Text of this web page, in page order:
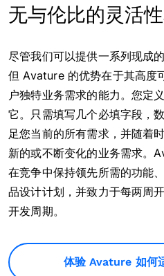
无与伦比的灵活
尽管我们可以提供一系列现成
但 Avature 的优势在于其高度
户独特业务需求的能力。您定
它。只需填写几个必填字段，
足您当前的所有需求，并随着
新的或不断变化的业务需求。
在竞争中保持领先所需的功能
品设计计划，并致力于每两周
开发周期。
体验 Avature 如何